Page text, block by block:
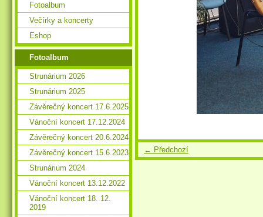
← Předchozí
Fotoalbum
Večírky a koncerty
Eshop
Fotoalbum
Strunárium 2026
Strunárium 2025
Závěrečný koncert 17.6.2025
Vánoční koncert 17.12.2024
Závěrečný koncert 20.6.2024
Závěrečný koncert 15.6.2023
Strunárium 2024
Vánoční koncert 13.12.2022
Vánoční koncert 18. 12.
2019